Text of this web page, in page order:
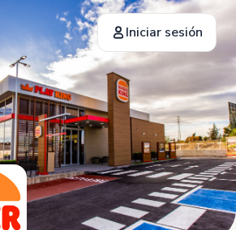
Iniciar sesión